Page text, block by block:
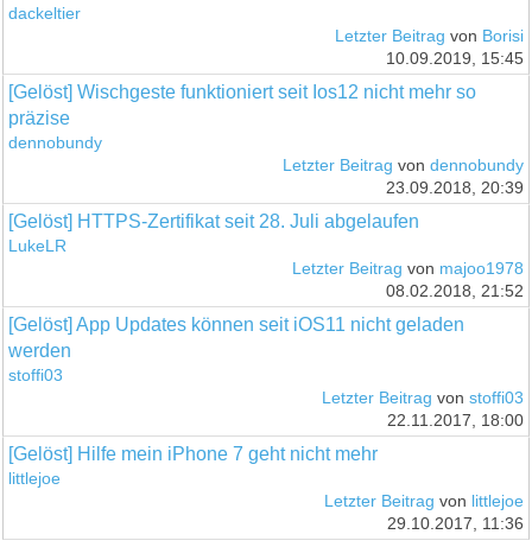
dackeltier
Letzter Beitrag von Borisi
10.09.2019, 15:45
[Gelöst] Wischgeste funktioniert seit Ios12 nicht mehr so
präzise
dennobundy
Letzter Beitrag von dennobundy
23.09.2018, 20:39
[Gelöst] HTTPS-Zertifikat seit 28. Juli abgelaufen
LukeLR
Letzter Beitrag von majoo1978
08.02.2018, 21:52
[Gelöst] App Updates können seit iOS11 nicht geladen
werden
stoffi03
Letzter Beitrag von stoffi03
22.11.2017, 18:00
[Gelöst] Hilfe mein iPhone 7 geht nicht mehr
littlejoe
Letzter Beitrag von littlejoe
29.10.2017, 11:36